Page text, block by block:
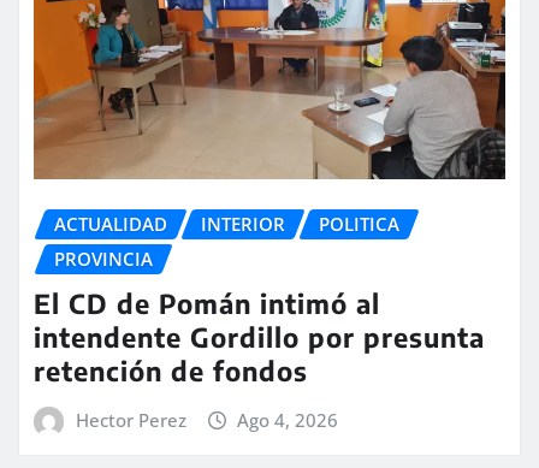
ACTUALIDAD INTERIOR
POLITICA
PROVINCIA
El CD de Pomán intimó al
intendente Gordillo por presunta
retención de fondos
Hector Perez Ago 4, 2026